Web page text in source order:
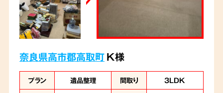
奈良県高市郡高取町K様
プラン 遺品整理 間取り
3LDK